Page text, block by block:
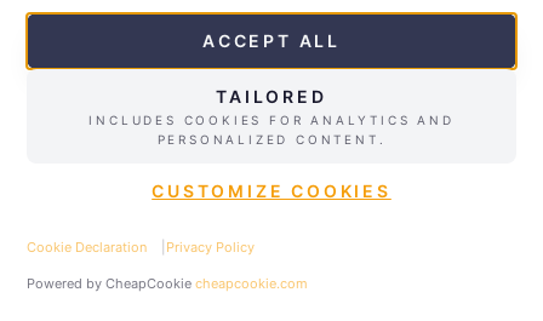
er ikke længere
fremtidsmusikundnering – det er en
realitet der allerede præger
arbejdsmarkedet i dag. For ledige
øge chancerne for at få et nyt job,
repræsenterer AI-uddannelser en
✉ Contact
ACCEPT ALL
TAILORED
INCLUDES COOKIES FOR ANALYTICS AND
PERSONALIZED CONTENT.
CUSTOMIZE COOKIES
Cookie Declaration Privacy Policy
Powered by CheapCookiecheapcookie.com